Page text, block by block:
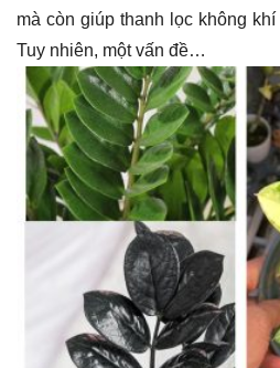
mà còn giúp thanh lọc không
Tuy nhiên, một vấn đề…